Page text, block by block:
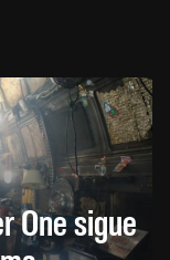
One sigue